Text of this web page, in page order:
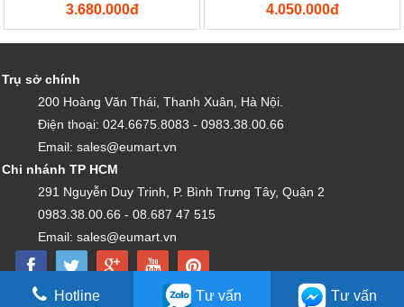
3.680.000đ 4.050.000đ
Trụ sở chính
200 Hoàng Văn Thái, Thanh Xuân, Hà Nội.
Điện thoại: 024.6675.8083 - 0983.38.00.66
Email: sales@eumart.vn
Chi nhánh TP HCM
291 Nguyễn Duy Trinh, P. Bình Trưng Tây, Quận 2
0983.38.00.66 - 08.687 47 515
Email: sales@eumart.vn
Hotline Tư vấn Tư vấn